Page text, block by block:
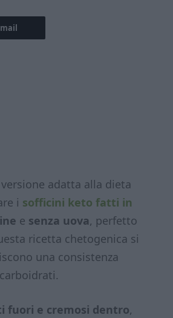
adatta alla dieta
i sofficini keto fatti in
e senza uova, perfetto
ricetta chetogenica si
una consistenza
fuori e cremosi dentro,